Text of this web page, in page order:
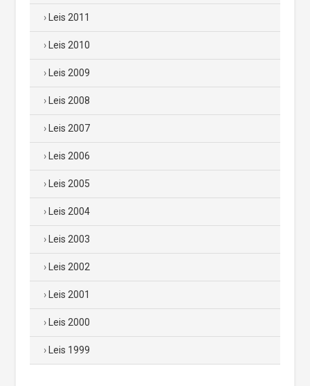
Leis 2011
Leis 2010
Leis 2009
Leis 2008
Leis 2007
Leis 2006
Leis 2005
Leis 2004
Leis 2003
Leis 2002
Leis 2001
Leis 2000
Leis 1999